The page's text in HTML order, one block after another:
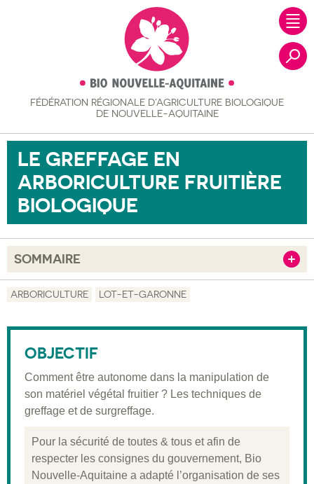
FÉDÉRATION RÉGIONALE D’AGRICULTURE BIOLOGIQUE
DE NOUVELLE-AQUITAINE
LE GREFFAGE EN
ARBORICULTURE FRUITIÈRE
BIOLOGIQUE
SOMMAIRE
Validation
Informations pratiques
ARBORICULTURE LOT-ET-GARONNE
OBJECTIF
Comment être autonome dans la manipulation de
son matériel végétal fruitier ? Les techniques de
greffage et de surgreffage.
Pour la sécurité de toutes & tous et afin de
respecter les consignes du gouvernement, Bio
Nouvelle-Aquitaine a adapté l’organisation de ses